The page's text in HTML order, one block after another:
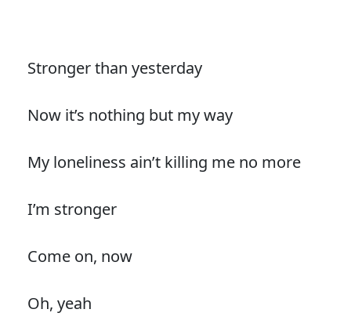
Stronger than yesterday
Now it’s nothing but my way
My loneliness ain’t killing me no more
I’m stronger
Come on, now
Oh, yeah